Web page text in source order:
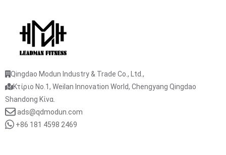
Qingdao Modun Industry & Trade Co., Ltd.,
Κτίριο No.1, Weilan Innovation World, Chengyang Qingdao
Shandong Κίνα.
ads@qdmodun.com
+86 181 4598 2469